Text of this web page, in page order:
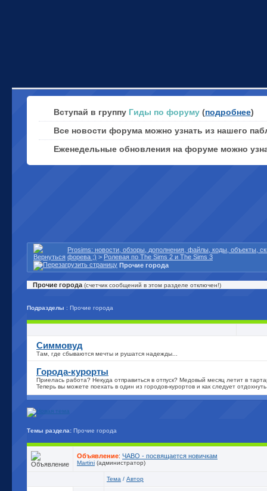
Вступай в группу Гиды по форуму (подробнее)
Все новости форума можно узнать из нашего
Еженедельные обновления на форуме можно
Prosims: новости, обзоры, дополнения, файлы, коды, объекты,
форева ;) > Ролевая по The Sims 2 и The Sims 3
Прочие города
Прочие города (счетчик сообщений в этом разделе отключен!)
Подразделы : Прочие города
Симмовуд
Там, где сбываются мечты и рушатся надежды...
Города-курорты
Приелась работа? Некуда отправиться в отпуск? Медовый месяц летит в
Теперь вы можете поехать в один из городов-курортов и как следует
Темы раздела: Прочие города
Объявление: ЧАВО - посвящается новичкам
Martini (администратор)
Тема / Автор